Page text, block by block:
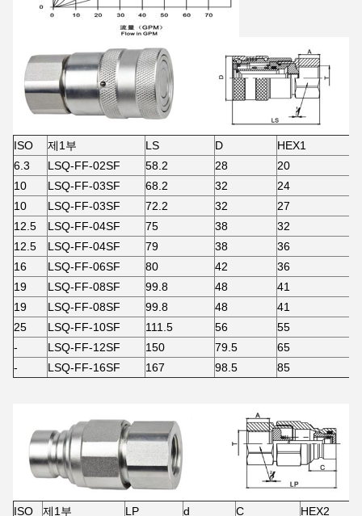
ISO 제1부 LS D HEX1
6.3
LSQ-FF-02SF 58.2 28 20
10
LSQ-FF-03SF 68.2 32 24
10
LSQ-FF-03SF 72.2 32 27
12.5
LSQ-FF-04SF 75 38 32
12.5
LSQ-FF-04SF 79 38 36
16
LSQ-FF-06SF 80 42 36
19
LSQ-FF-08SF 99.8 48 41
19
LSQ-FF-08SF 99.8 48 41
25
LSQ-FF-10SF 111.5 56 55
-
LSQ-FF-12SF 150 79.5 65
-
LSQ-FF-16SF 167 98.5 85
ISO 제1부 LP d C HEX2